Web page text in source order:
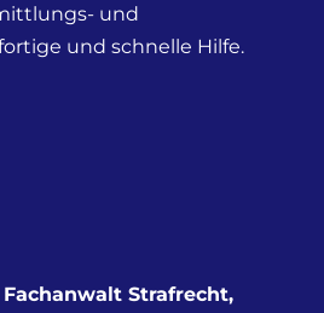
und
und schnelle Hilfe.
Strafrecht,